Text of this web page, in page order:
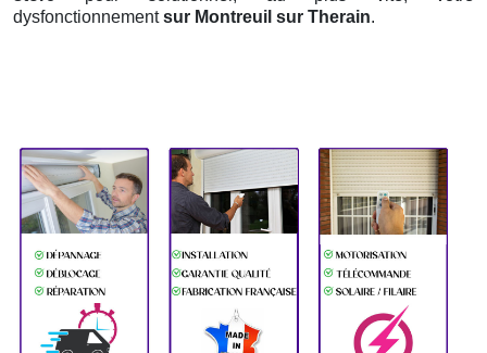
dysfonctionnementsur Montreuil sur Therain.